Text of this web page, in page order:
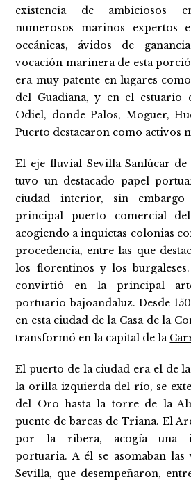
existencia de ambiciosos
numerosos marinos expertos
oceánicas, ávidos de
vocación marinera de esta
era muy patente en lugares
del Guadiana, y en el
Odiel, donde Palos, Moguer,
Puerto destacaron como activos
El eje fluvial Sevilla-Sanlúcar
tuvo un destacado papel
ciudad interior, sin
principal puerto comercial
acogiendo a inquietas colonias
procedencia, entre las que
los florentinos y los
convirtió en la principal
portuario bajoandaluz. Desde
en esta ciudad de la Casa de la
transformó en la capital de la
El puerto de la ciudad era el de
la orilla izquierda del río, se
del Oro hasta la torre de la
puente de barcas de Triana. El
por la ribera, acogía una
portuaria. A él se asomaban las
Sevilla, que desempeñaron,